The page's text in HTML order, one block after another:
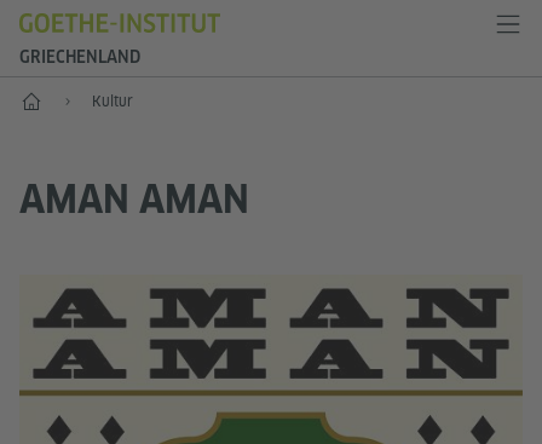
GRIECHENLAND
Start Kultur
AMAN AMAN